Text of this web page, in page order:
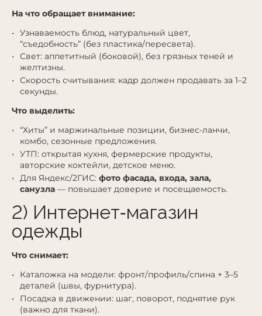
На что обращает внимание:
Узнаваемость блюд, натуральный цвет,
“съедобность” (без пластика/пересвета).
Свет: аппетитный (боковой), без грязных теней и
желтизны.
Скорость считывания: кадр должен продавать за 1–2
секунды.
Что выделить:
“Хиты” и маржинальные позиции, бизнес-ланчи,
комбо, сезонные предложения.
УТП: открытая кухня, фермерские продукты,
авторские коктейли, детское меню.
Для Яндекс/2ГИС: фото фасада, входа, зала,
санузла — повышает доверие и посещаемость.
2) Интернет‑магазин
одежды
Что снимает:
Каталожка на модели: фронт/профиль/спина + 3–5
деталей (швы, фурнитура).
Посадка в движении: шаг, поворот, поднятие рук
(важно для ткани).